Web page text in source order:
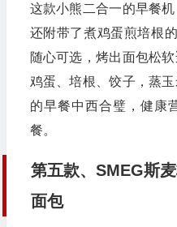
这款小熊二合一的早餐
还附带了煮鸡蛋煎培根
随心可选，烤出面包松
鸡蛋、培根、饺子，蒸
的早餐中西合璧，健康
餐。
第五款、SMEG斯
面包